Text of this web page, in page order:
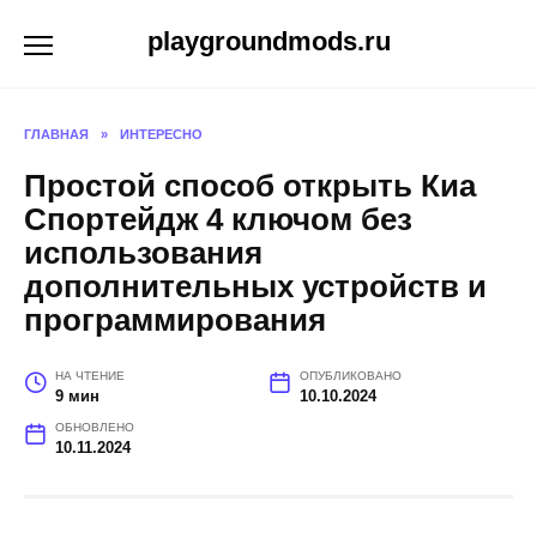
playgroundmods.ru
ГЛАВНАЯ » ИНТЕРЕСНО
Простой способ открыть Киа
Спортейдж 4 ключом без
использования
дополнительных устройств и
программирования
НА ЧТЕНИЕ
9 мин
ОПУБЛИКОВАНО
10.10.2024
ОБНОВЛЕНО
10.11.2024